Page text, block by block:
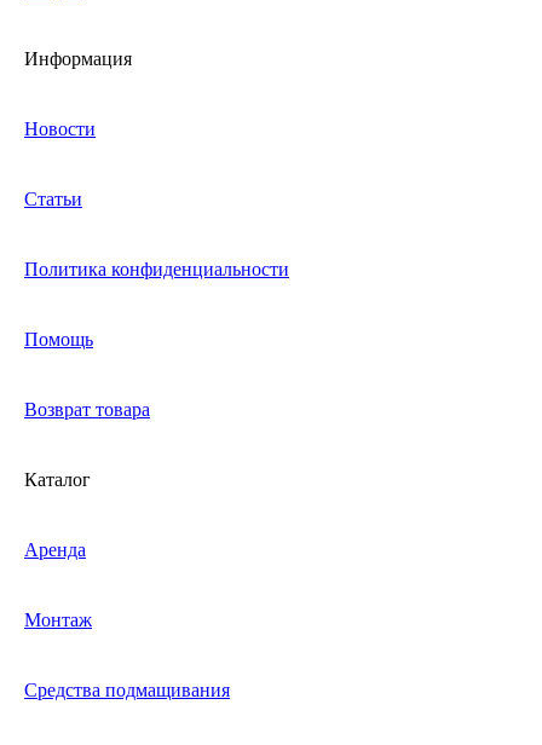
Информация
Новости
Статьи
Политика конфиденциальности
Помощь
Возврат товара
Каталог
Аренда
Монтаж
Средства подмащивания